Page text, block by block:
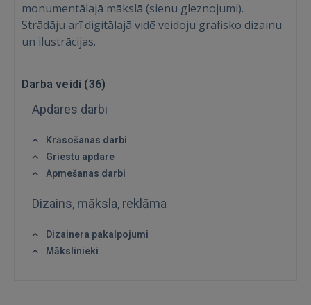
Aizmirsāt paroli?
monumentālajā mākslā (sienu gleznojumi).
Strādāju arī digitālajā vidē veidoju grafisko dizainu
un ilustrācijas.
Darba veidi (36)
Apdares darbi
Krāsošanas darbi
Griestu apdare
Apmešanas darbi
Dizains, māksla, reklāma
Dizainera pakalpojumi
Mākslinieki